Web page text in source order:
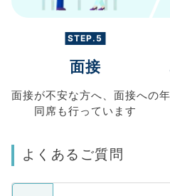
STEP.5
面接
面接が不安な方へ、 面接への
同席も行っています
よくあるご質問